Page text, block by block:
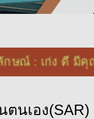
ษณ์ : เก่ง ดี
ตนเอง